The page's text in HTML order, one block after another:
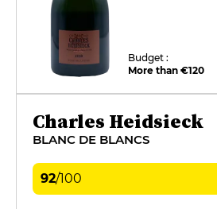
Budget :
More than €120
Charles Heidsieck
BLANC DE BLANCS
92/100